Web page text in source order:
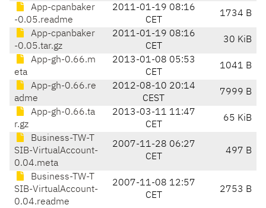
App-cpanbaker
-0.05.readme
2011-01-19 08:16
CET
1734 B
App-cpanbaker
-0.05.tar.gz
2011-01-19 08:16
CET
30 KiB
App-gh-0.66.m
eta
2013-01-08 05:53
CET
1041 B
App-gh-0.66.re
adme
2012-08-10 20:14
CEST
7999 B
App-gh-0.66.ta
r.gz
2013-03-11 11:47
CET
65 KiB
Business-TW-T
SIB-VirtualAccount-
0.04.meta
2007-11-28 06:27
CET
497 B
Business-TW-T
SIB-VirtualAccount-
0.04.readme
2007-11-08 12:57
CET
2753 B